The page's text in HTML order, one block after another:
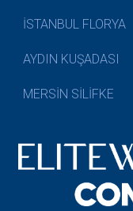
İSTANBUL FLORYA
AYDIN KUŞADASI
MERSİN SİLİFKE